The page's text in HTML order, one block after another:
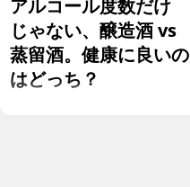
アルコール度数だけ
じゃない、醸造酒 vs
蒸留酒。健康に良いの
はどっち？